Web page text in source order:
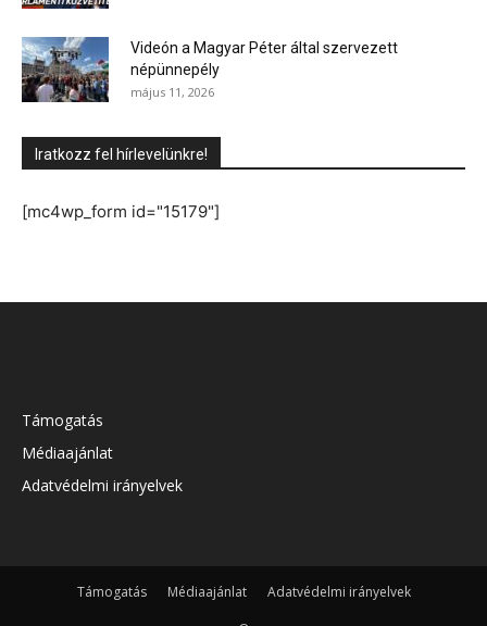
Videón a Magyar Péter által szervezett
népünnepély
május 11, 2026
Iratkozz fel hírlevelünkre!
[mc4wp_form id="15179"]
Támogatás
Médiaajánlat
Adatvédelmi irányelvek
Támogatás Médiaajánlat Adatvédelmi irányelvek